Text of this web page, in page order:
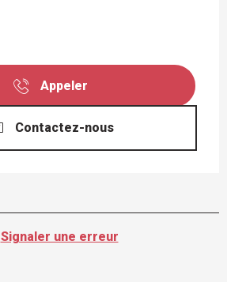
Appeler
Contactez-nous
Signaler une erreur